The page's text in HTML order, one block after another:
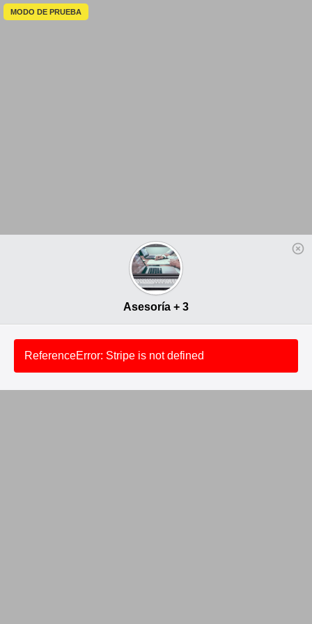
MODO DE PRUEBA
Asesoría + 3
ReferenceError: Stripe is not defined